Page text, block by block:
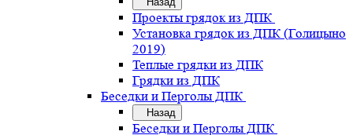
Проекты грядок из ДПК
Установка грядок из ДПК (Голицыно
2019)
Теплые грядки из ДПК
Грядки из ДПК
Беседки и Перголы ДПК
Назад
Беседки и Перголы ДПК